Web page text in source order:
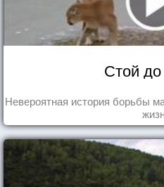
Стой
Невероятная история борьбы